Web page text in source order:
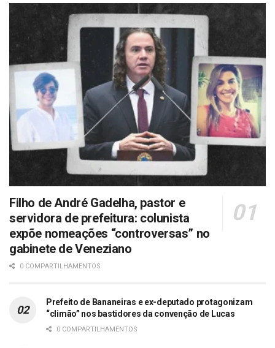
Filho de André Gadelha, pastor e
servidora de prefeitura: colunista
expõe nomeações “controversas” no
gabinete de Veneziano
0 COMPARTILHAMENTOS
Prefeito de Bananeiras e ex-deputado protagonizam
“climão” nos bastidores da convenção de Lucas
0 COMPARTILHAMENTOS